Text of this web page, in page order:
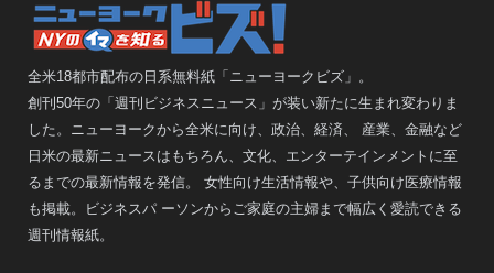
全米18都市配布の日系無料紙「ニューヨークビズ」。
創刊50年の「週刊ビジネスニュース」が装い新たに生まれ変わりま
した。ニューヨークから全米に向け、政治、経済、 産業、金融など
日米の最新ニュースはもちろん、文化、エンターテインメントに至
るまでの最新情報を発信。 女性向け生活情報や、子供向け医療情報
も掲載。ビジネスパ ーソンからご家庭の主婦まで幅広く愛読できる
週刊情報紙。